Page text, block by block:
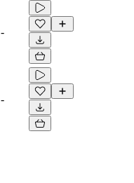
-
-